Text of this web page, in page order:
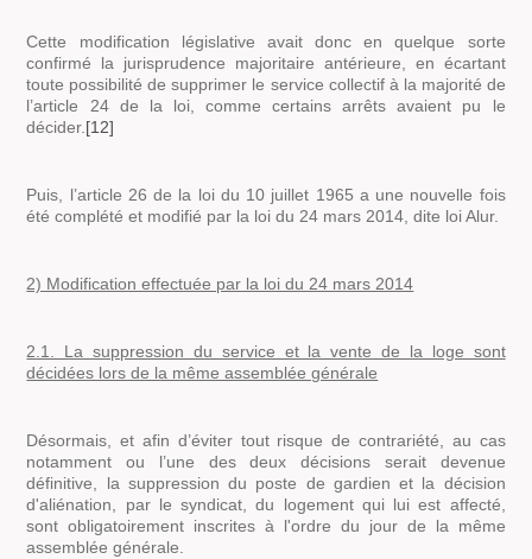
Cette modification législative avait donc en quelque sorte
confirmé la jurisprudence majoritaire antérieure, en écartant
toute possibilité de supprimer le service collectif à la majorité de
l’article 24 de la loi, comme certains arrêts avaient pu le
décider.[12]
Puis, l’article 26 de la loi du 10 juillet 1965 a une nouvelle fois
été complété et modifié par la loi du 24 mars 2014, dite loi Alur.
2) Modification effectuée par la loi du 24 mars 2014
2.1. La suppression du service et la vente de la loge sont
décidées lors de la même assemblée générale
Désormais, et afin d’éviter tout risque de contrariété, au cas
notamment ou l’une des deux décisions serait devenue
définitive, la suppression du poste de gardien et la décision
d'aliénation, par le syndicat, du logement qui lui est affecté,
sont obligatoirement inscrites à l'ordre du jour de la même
assemblée générale.